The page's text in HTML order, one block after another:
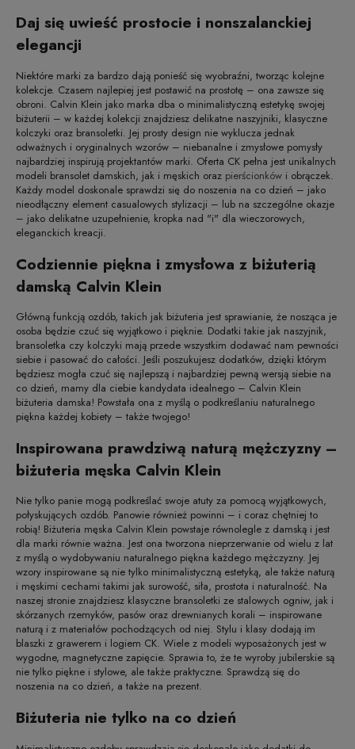
Daj się uwieść prostocie i nonszalanckiej
elegancji
Niektóre marki za bardzo dają ponieść się wyobraźni, tworząc kolejne
kolekcje. Czasem najlepiej jest postawić na prostotę – ona zawsze się
obroni. Calvin Klein jako marka dba o minimalistyczną estetykę swojej
biżuterii – w każdej kolekcji znajdziesz delikatne naszyjniki, klasyczne
kolczyki oraz bransoletki. Jej prosty design nie wyklucza jednak
odważnych i oryginalnych wzorów – niebanalne i zmysłowe pomysły
najbardziej inspirują projektantów marki. Oferta CK pełna jest unikalnych
modeli bransolet damskich, jak i męskich oraz pierścionków i obrączek.
Każdy model doskonale sprawdzi się do noszenia na co dzień – jako
nieodłączny element casualowych stylizacji – lub na szczególne okazje
– jako delikatne uzupełnienie, kropka nad "i" dla wieczorowych,
eleganckich kreacji.
Codziennie piękna i zmysłowa z biżuterią
damską Calvin Klein
Główną funkcją ozdób, takich jak biżuteria jest sprawianie, że nosząca je
osoba będzie czuć się wyjątkowo i pięknie. Dodatki takie jak naszyjnik,
bransoletka czy kolczyki mają przede wszystkim dodawać nam pewności
siebie i pasować do całości. Jeśli poszukujesz dodatków, dzięki którym
będziesz mogła czuć się najlepszą i najbardziej pewną wersją siebie na
co dzień, mamy dla ciebie kandydata idealnego – Calvin Klein
biżuteria damska! Powstała ona z myślą o podkreślaniu naturalnego
piękna każdej kobiety – także twojego!
Inspirowana prawdziwą naturą mężczyzny –
biżuteria męska Calvin Klein
Nie tylko panie mogą podkreślać swoje atuty za pomocą wyjątkowych,
połyskujących ozdób. Panowie również powinni – i coraz chętniej to
robią! Biżuteria męska Calvin Klein powstaje równolegle z damską i jest
dla marki równie ważna. Jest ona tworzona nieprzerwanie od wielu z lat
z myślą o wydobywaniu naturalnego piękna każdego mężczyzny. Jej
wzory inspirowane są nie tylko minimalistyczną estetyką, ale także naturą
i męskimi cechami takimi jak surowość, siła, prostota i naturalność. Na
naszej stronie znajdziesz klasyczne bransoletki ze stalowych ogniw, jak i
skórzanych rzemyków, pasów oraz drewnianych korali – inspirowane
naturą i z materiałów pochodzących od niej. Stylu i klasy dodają im
blaszki z grawerem i logiem CK. Wiele z modeli wyposażonych jest w
wygodne, magnetyczne zapięcie. Sprawia to, że te wyroby jubilerskie są
nie tylko piękne i stylowe, ale także praktyczne. Sprawdzą się do
noszenia na co dzień, a także na prezent.
Biżuteria nie tylko na co dzień